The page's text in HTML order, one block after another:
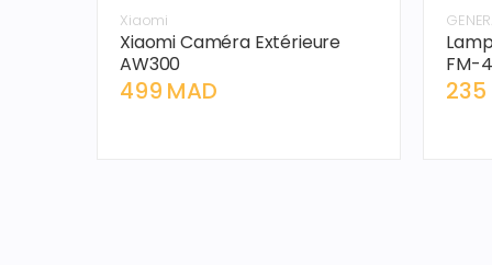
Xiaomi
Xiaomi Caméra Extérieure
AW300
499 MAD
FM-
235